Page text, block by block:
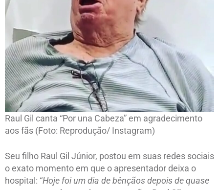
Raul Gil canta “Por una Cabeza” em agradecimento
aos fãs (Foto: Reprodução/ Instagram)
Seu filho Raul Gil Júnior, postou em suas redes sociais
o exato momento em que o apresentador deixa o
hospital: “Hoje foi um dia de bênçãos depois de quase